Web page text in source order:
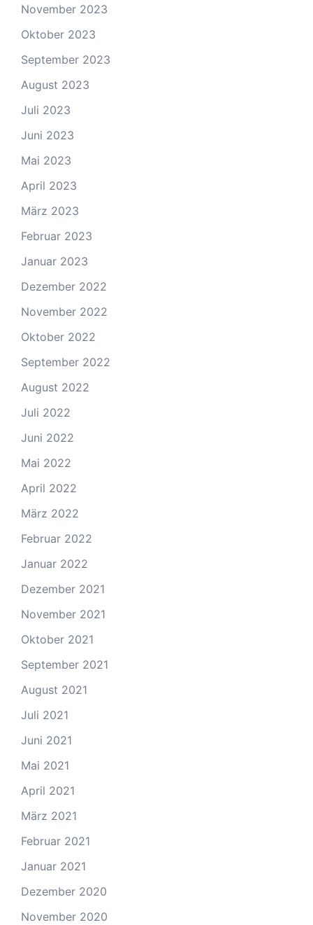
November 2023
Oktober 2023
September 2023
August 2023
Juli 2023
Juni 2023
Mai 2023
April 2023
März 2023
Februar 2023
Januar 2023
Dezember 2022
November 2022
Oktober 2022
September 2022
August 2022
Juli 2022
Juni 2022
Mai 2022
April 2022
März 2022
Februar 2022
Januar 2022
Dezember 2021
November 2021
Oktober 2021
September 2021
August 2021
Juli 2021
Juni 2021
Mai 2021
April 2021
März 2021
Februar 2021
Januar 2021
Dezember 2020
November 2020